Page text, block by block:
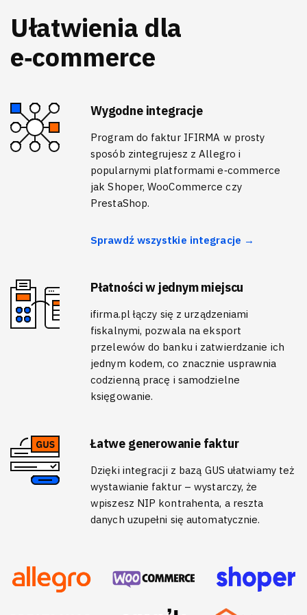
Ułatwienia dla
e‑commerce
Wygodne integracje
Program do faktur IFIRMA w prosty
sposób zintegrujesz z Allegro i
popularnymi platformami e‑commerce
jak Shoper, WooCommerce czy
PrestaShop.
Sprawdź wszystkie integracje →
Płatności w jednym miejscu
ifirma.pl łączy się z urządzeniami
fiskalnymi, pozwala na eksport
przelewów do banku i zatwierdzanie ich
jednym kodem, co znacznie usprawnia
codzienną pracę i samodzielne
księgowanie.
Łatwe generowanie faktur
Dzięki integracji z bazą GUS ułatwiamy też
wystawianie faktur – wystarczy, że
wpiszesz NIP kontrahenta, a reszta
danych uzupełni się automatycznie.